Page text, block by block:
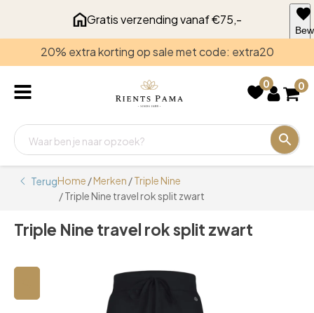
Gratis verzending vanaf €75,-
20% extra korting op sale met code: extra20
0 0
TerugHome /Merken /Triple Nine
/ Triple Nine travel rok split zwart
Triple Nine travel rok split zwart
voor